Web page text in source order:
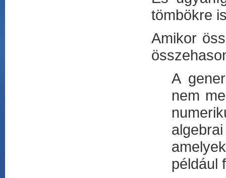
tömbökre
Amikor
A
nem
például